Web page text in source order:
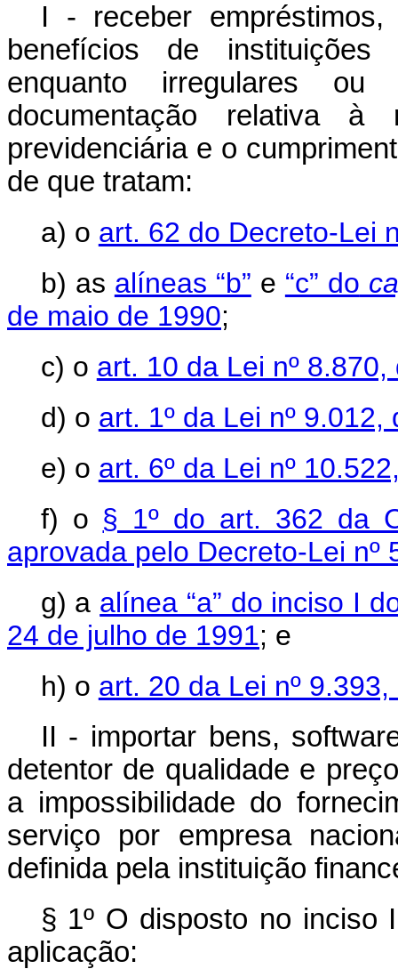
I - receber
benefícios de
enquanto irregulares
documentação relativa à
previdenciária e o
de que tratam:
a) o art. 62 do Decreto-Lei
b) as alíneas “b” e “c” do
de maio de 1990;
c) o art. 10 da Lei nº
d) o art. 1º da Lei nº
e) o art. 6º da Lei nº
f) o § 1º do art. 362 da
aprovada pelo Decreto-Lei nº
g) a alínea “a” do inciso I
24 de julho de 1991; e
h) o art. 20 da Lei nº
II - importar bens,
detentor de qualidade e
a impossibilidade do
serviço por empresa
definida pela instituição
§ 1º O disposto no inciso
aplicação: